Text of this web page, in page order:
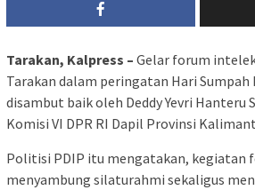
Tarakan, Kalpress – Gelar forum
Tarakan dalam peringatan Hari Sumpah
disambut baik oleh Deddy Yevri Hanteru
Komisi VI DPR RI Dapil Provinsi
Politisi PDIP itu mengatakan, kegiatan
menyambung silaturahmi sekaligus